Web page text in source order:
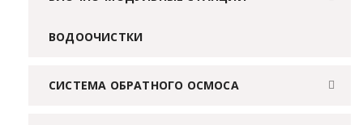
ВОДООЧИСТКИ
СИСТЕМА ОБРАТНОГО ОСМОСА